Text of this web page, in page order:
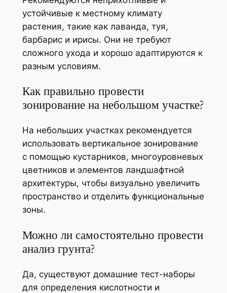
устойчивые к местному климату
растения, такие как лаванда, туя,
барбарис и ирисы. Они не требуют
сложного ухода и хорошо адаптируются к
разным условиям.
Как правильно провести
зонирование на небольшом участке?
На небольших участках рекомендуется
использовать вертикальное зонирование
с помощью кустарников, многоуровневых
цветников и элементов ландшафтной
архитектуры, чтобы визуально увеличить
пространство и отделить функциональные
зоны.
Можно ли самостоятельно провести
анализ грунта?
Да, существуют домашние тест-наборы
для определения кислотности и